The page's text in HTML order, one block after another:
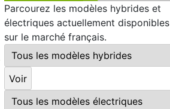
Parcourez les modèles hybrides et
électriques actuellement disponibles
sur le marché français.